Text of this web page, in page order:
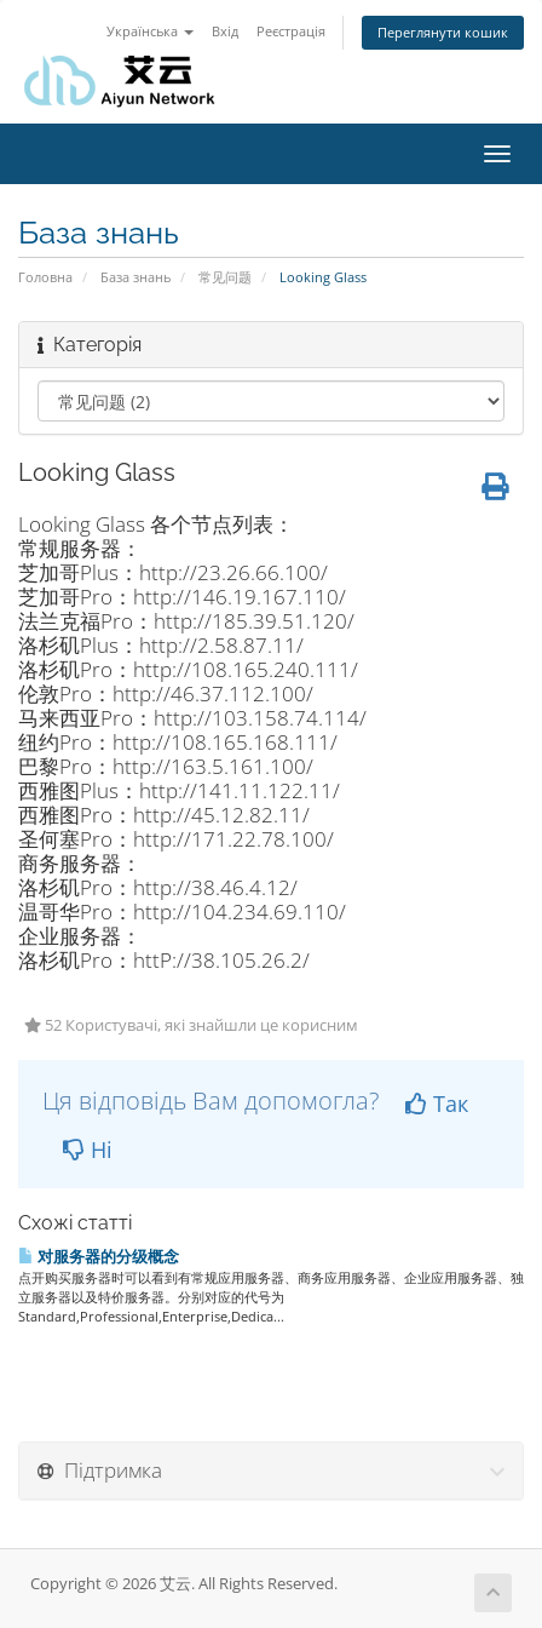
Українська Вхід Реєстрація Переглянути кошик
База знань
Головна База знань 常见问题 Looking Glass
Категорія
Looking Glass
Looking Glass 各个节点列表：
常规服务器：
芝加哥Plus：http://23.26.66.100/
芝加哥Pro：http://146.19.167.110/
法兰克福Pro：http://185.39.51.120/
洛杉矶Plus：http://2.58.87.11/
洛杉矶Pro：http://108.165.240.111/
伦敦Pro：http://46.37.112.100/
马来西亚Pro：http://103.158.74.114/
纽约Pro：http://108.165.168.111/
巴黎Pro：http://163.5.161.100/
西雅图Plus：http://141.11.122.11/
西雅图Pro：http://45.12.82.11/
圣何塞Pro：http://171.22.78.100/
商务服务器：
洛杉矶Pro：http://38.46.4.12/
温哥华Pro：http://104.234.69.110/
企业服务器：
洛杉矶Pro：httP://38.105.26.2/
52 Користувачі, які знайшли це корисним
Ця відповідь Вам допомогла?
Так
Ні
Схожі статті
对服务器的分级概念
点开购买服务器时可以看到有常规应用服务器、商务应用服务器、企业应用服务器、独
立服务器以及特价服务器。分别对应的代号为
Standard,Professional,Enterprise,Dedica...
Підтримка
Copyright © 2026 艾云. All Rights Reserved.